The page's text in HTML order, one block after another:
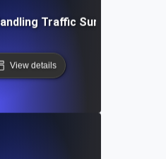
Traffic Surges During
View details